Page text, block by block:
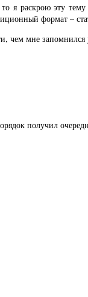
я раскрою эту
формат –
чем мне
получил